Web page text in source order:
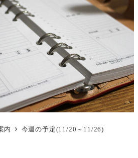
内 今週の予定(11/20～11/26)